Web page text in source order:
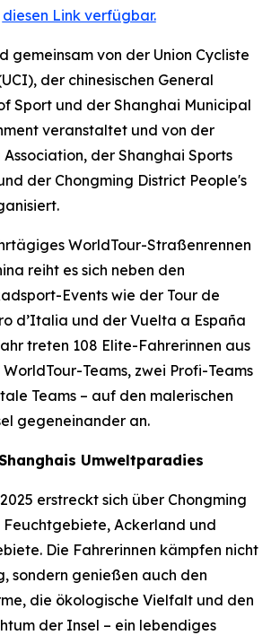
diesen Link verfügbar.
gemeinsam von der Union Cycliste
der chinesischen General
Sport und der Shanghai Municipal
veranstaltet und von der
Association, der Shanghai Sports
der Chongming District People's
WorldTour-Straßenrennen
reiht es sich neben den
Events wie der Tour de
d’Italia und der Vuelta a España
treten 108 Elite-Fahrerinnen aus
WorldTour-Teams, zwei Profi-Teams
Teams – auf den malerischen
gegeneinander an.
Umweltparadies
erstreckt sich über Chongming
Ackerland und
Die Fahrerinnen kämpfen nicht
sondern genießen auch den
die ökologische Vielfalt und den
der Insel – ein lebendiges